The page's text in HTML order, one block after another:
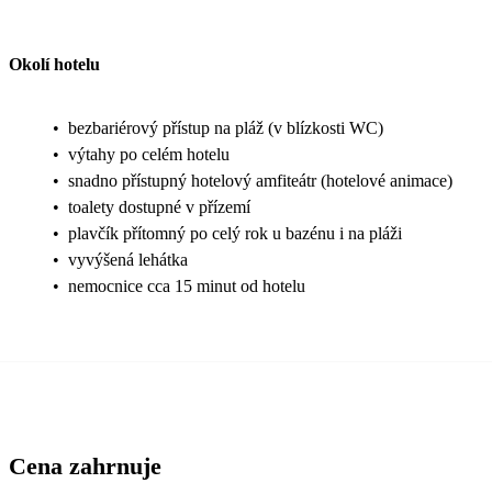
Okolí hotelu
• bezbariérový přístup na pláž (v blízkosti WC)
• výtahy po celém hotelu
• snadno přístupný hotelový amfiteátr (hotelové animace)
• toalety dostupné v přízemí
• plavčík přítomný po celý rok u bazénu i na pláži
• vyvýšená lehátka
• nemocnice cca 15 minut od hotelu
Cena zahrnuje